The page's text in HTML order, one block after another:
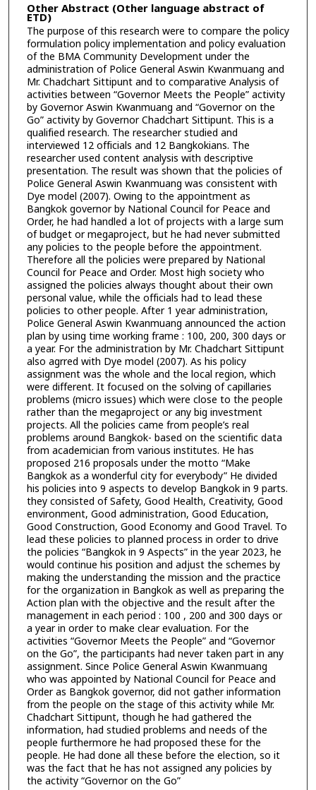
Other Abstract (Other language abstract of
ETD)
The purpose of this research were to compare the policy
formulation policy implementation and policy evaluation
of the BMA Community Development under the
administration of Police General Aswin Kwanmuang and
Mr. Chadchart Sittipunt and to comparative Analysis of
activities between “Governor Meets the People” activity
by Governor Aswin Kwanmuang and “Governor on the
Go” activity by Governor Chadchart Sittipunt. This is a
qualified research. The researcher studied and
interviewed 12 officials and 12 Bangkokians. The
researcher used content analysis with descriptive
presentation. The result was shown that the policies of
Police General Aswin Kwanmuang was consistent with
Dye model (2007). Owing to the appointment as
Bangkok governor by National Council for Peace and
Order, he had handled a lot of projects with a large sum
of budget or megaproject, but he had never submitted
any policies to the people before the appointment.
Therefore all the policies were prepared by National
Council for Peace and Order. Most high society who
assigned the policies always thought about their own
personal value, while the officials had to lead these
policies to other people. After 1 year administration,
Police General Aswin Kwanmuang announced the action
plan by using time working frame : 100, 200, 300 days or
a year. For the administration by Mr. Chadchart Sittipunt
also agrred with Dye model (2007). As his policy
assignment was the whole and the local region, which
were different. It focused on the solving of capillaries
problems (micro issues) which were close to the people
rather than the megaproject or any big investment
projects. All the policies came from people’s real
problems around Bangkok- based on the scientific data
from academician from various institutes. He has
proposed 216 proposals under the motto “Make
Bangkok as a wonderful city for everybody” He divided
his policies into 9 aspects to develop Bangkok in 9 parts.
they consisted of Safety, Good Health, Creativity, Good
environment, Good administration, Good Education,
Good Construction, Good Economy and Good Travel. To
lead these policies to planned process in order to drive
the policies “Bangkok in 9 Aspects” in the year 2023, he
would continue his position and adjust the schemes by
making the understanding the mission and the practice
for the organization in Bangkok as well as preparing the
Action plan with the objective and the result after the
management in each period : 100 , 200 and 300 days or
a year in order to make clear evaluation. For the
activities “Governor Meets the People” and “Governor
on the Go”, the participants had never taken part in any
assignment. Since Police General Aswin Kwanmuang
who was appointed by National Council for Peace and
Order as Bangkok governor, did not gather information
from the people on the stage of this activity while Mr.
Chadchart Sittipunt, though he had gathered the
information, had studied problems and needs of the
people furthermore he had proposed these for the
people. He had done all these before the election, so it
was the fact that he has not assigned any policies by
the activity “Governor on the Go”